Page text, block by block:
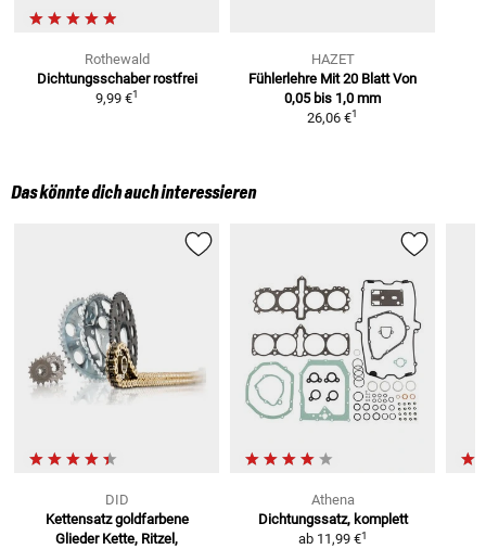
Rothewald
Dichtungsschaber rostfrei
9,99 €1
HAZET
Fühlerlehre Mit 20 Blatt Von
0,05 bis 1,0 mm
26,06 €1
Das könnte dich auch interessieren
DID
Kettensatz goldfarbene
Glieder Kette, Ritzel,
Athena
Dichtungssatz, komplett
ab 11,99 €1